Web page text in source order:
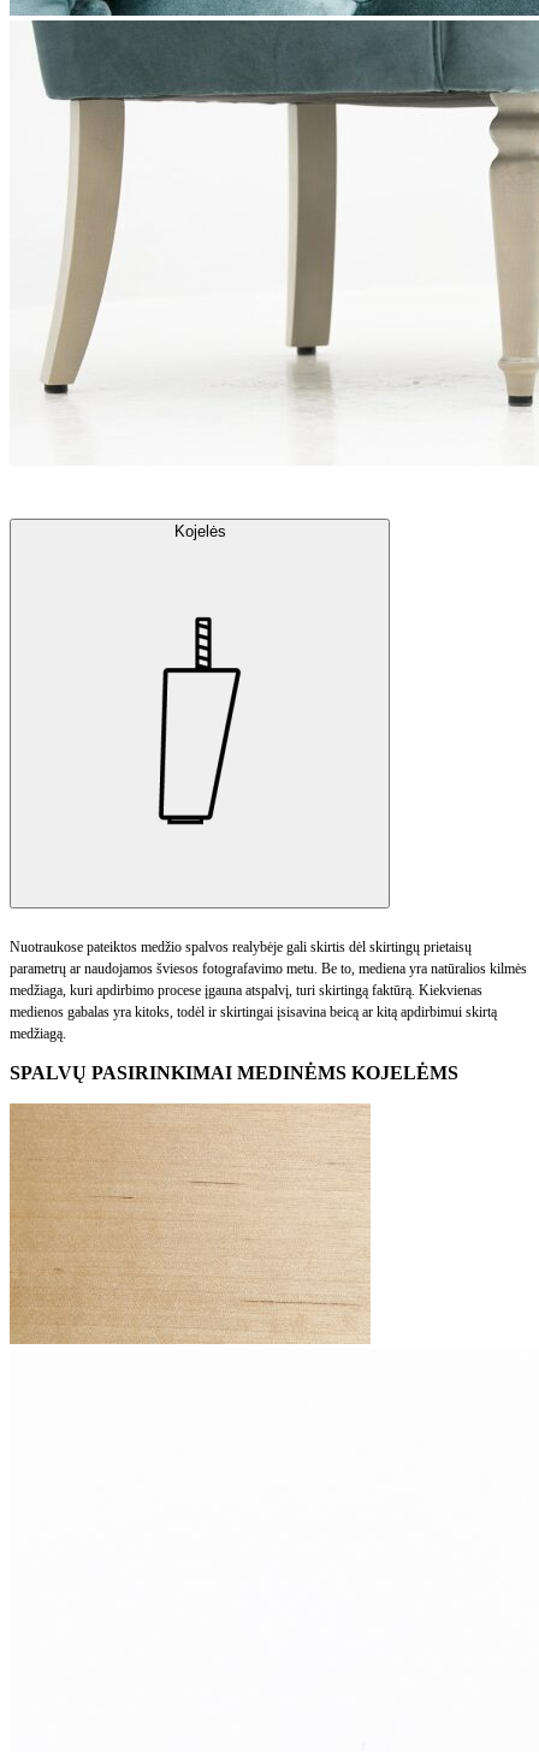
Kojelės
Nuotraukose pateiktos medžio spalvos realybėje gali skirtis dėl skirtingų prietaisų
parametrų ar naudojamos šviesos fotografavimo metu. Be to, mediena yra natūralios kilmės
medžiaga, kuri apdirbimo procese įgauna atspalvį, turi skirtingą faktūrą. Kiekvienas
medienos gabalas yra kitoks, todėl ir skirtingai įsisavina beicą ar kitą apdirbimui skirtą
medžiagą.
SPALVŲ PASIRINKIMAI MEDINĖMS KOJELĖMS